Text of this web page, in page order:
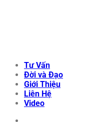
Tư Vấn
Đời và Đạo
Giới Thiệu
Liên Hệ
Video